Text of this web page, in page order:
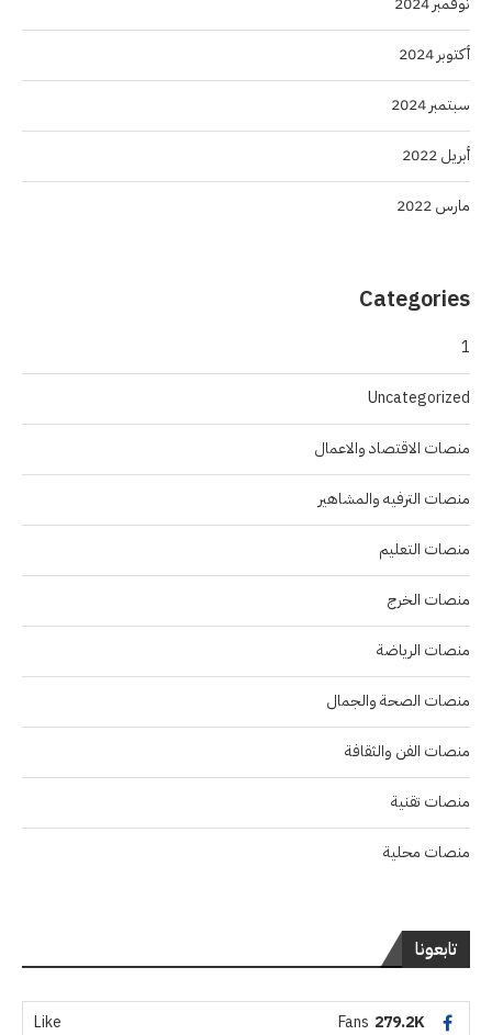
أكتوبر 2024
سبتمبر 2024
أبريل 2022
مارس 2022
Categories
1
Uncategorized
منصات الاقتصاد والاعمال
منصات الترفيه والمشاهير
منصات التعليم
منصات الخرج
منصات الرياضة
منصات الصحة والجمال
منصات الفن والثقافة
منصات تقنية
منصات محلية
تابعونا
279.2K
Fans
Like